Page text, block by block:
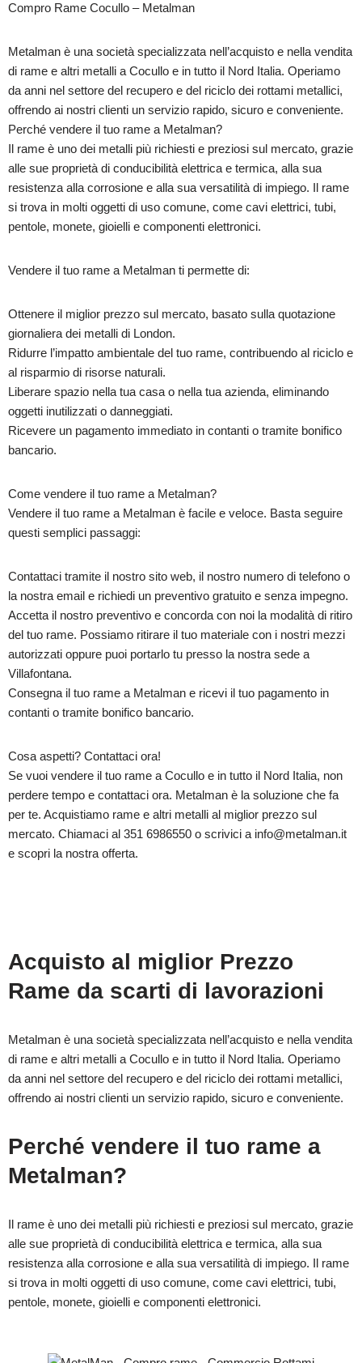
Compro Rame Cocullo – Metalman
Metalman è una società specializzata nell’acquisto e nella vendita
di rame e altri metalli a Cocullo e in tutto il Nord Italia. Operiamo
da anni nel settore del recupero e del riciclo dei rottami metallici,
offrendo ai nostri clienti un servizio rapido, sicuro e conveniente.
Perché vendere il tuo rame a Metalman?
Il rame è uno dei metalli più richiesti e preziosi sul mercato, grazie
alle sue proprietà di conducibilità elettrica e termica, alla sua
resistenza alla corrosione e alla sua versatilità di impiego. Il rame
si trova in molti oggetti di uso comune, come cavi elettrici, tubi,
pentole, monete, gioielli e componenti elettronici.
Vendere il tuo rame a Metalman ti permette di:
Ottenere il miglior prezzo sul mercato, basato sulla quotazione
giornaliera dei metalli di London.
Ridurre l’impatto ambientale del tuo rame, contribuendo al riciclo e
al risparmio di risorse naturali.
Liberare spazio nella tua casa o nella tua azienda, eliminando
oggetti inutilizzati o danneggiati.
Ricevere un pagamento immediato in contanti o tramite bonifico
bancario.
Come vendere il tuo rame a Metalman?
Vendere il tuo rame a Metalman è facile e veloce. Basta seguire
questi semplici passaggi:
Contattaci tramite il nostro sito web, il nostro numero di telefono o
la nostra email e richiedi un preventivo gratuito e senza impegno.
Accetta il nostro preventivo e concorda con noi la modalità di ritiro
del tuo rame. Possiamo ritirare il tuo materiale con i nostri mezzi
autorizzati oppure puoi portarlo tu presso la nostra sede a
Villafontana.
Consegna il tuo rame a Metalman e ricevi il tuo pagamento in
contanti o tramite bonifico bancario.
Cosa aspetti? Contattaci ora!
Se vuoi vendere il tuo rame a Cocullo e in tutto il Nord Italia, non
perdere tempo e contattaci ora. Metalman è la soluzione che fa
per te. Acquistiamo rame e altri metalli al miglior prezzo sul
mercato. Chiamaci al 351 6986550 o scrivici a info@metalman.it
e scopri la nostra offerta.
Acquisto al miglior Prezzo
Rame da scarti di lavorazioni
Metalman è una società specializzata nell’acquisto e nella vendita
di rame e altri metalli a Cocullo e in tutto il Nord Italia. Operiamo
da anni nel settore del recupero e del riciclo dei rottami metallici,
offrendo ai nostri clienti un servizio rapido, sicuro e conveniente.
Perché vendere il tuo rame a
Metalman?
Il rame è uno dei metalli più richiesti e preziosi sul mercato, grazie
alle sue proprietà di conducibilità elettrica e termica, alla sua
resistenza alla corrosione e alla sua versatilità di impiego. Il rame
si trova in molti oggetti di uso comune, come cavi elettrici, tubi,
pentole, monete, gioielli e componenti elettronici.